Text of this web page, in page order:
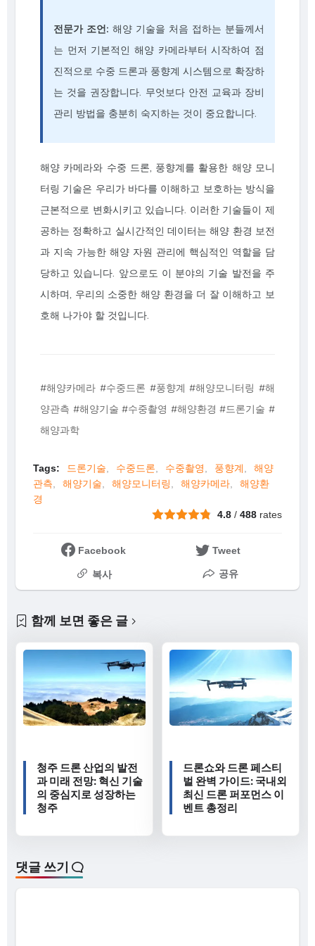
전문가 조언: 해양 기술을 처음 접하는 분들께서
는 먼저 기본적인 해양 카메라부터 시작하여 점
진적으로 수중 드론과 풍향계 시스템으로 확장하
는 것을 권장합니다. 무엇보다 안전 교육과 장비
관리 방법을 충분히 숙지하는 것이 중요합니다.
해양 카메라와 수중 드론, 풍향계를 활용한 해양 모니
터링 기술은 우리가 바다를 이해하고 보호하는 방식을
근본적으로 변화시키고 있습니다. 이러한 기술들이 제
공하는 정확하고 실시간적인 데이터는 해양 환경 보전
과 지속 가능한 해양 자원 관리에 핵심적인 역할을 담
당하고 있습니다. 앞으로도 이 분야의 기술 발전을 주
시하며, 우리의 소중한 해양 환경을 더 잘 이해하고 보
호해 나가야 할 것입니다.
#해양카메라 #수중드론 #풍향계 #해양모니터링 #해
양관측 #해양기술 #수중촬영 #해양환경 #드론기술 #
해양과학
Tags: 드론기술 수중드론 수중촬영 풍향계
해양
관측
해양기술 해양모니터링 해양카메라
해양환
경
4.8 /488 rates
Facebook Tweet
복사 공유
함께 보면 좋은 글
청주 드론 산업의 발전
과 미래 전망: 혁신 기술
의 중심지로 성장하는
청주
드론쇼와 드론 페스티
벌 완벽 가이드: 국내외
최신 드론 퍼포먼스 이
벤트 총정리
댓글 쓰기